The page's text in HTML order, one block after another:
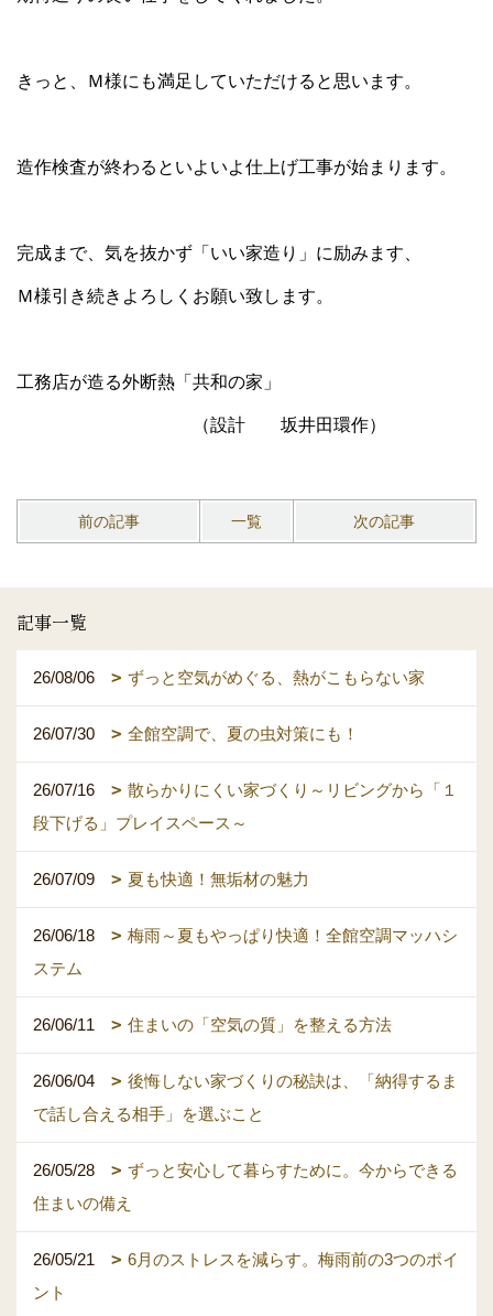
きっと、Ｍ様にも満足していただけると思います。
造作検査が終わるといよいよ仕上げ工事が始まります。
完成まで、気を抜かず「いい家造り」に励みます、
Ｍ様引き続きよろしくお願い致します。
工務店が造る外断熱「共和の家」
（設計 坂井田環作）
前の記事 一覧 次の記事
記事一覧
26/08/06 ずっと空気がめぐる、熱がこもらない家
26/07/30 全館空調で、夏の虫対策にも！
26/07/16
散らかりにくい家づくり～リビングから「１
段下げる」プレイスペース～
26/07/09 夏も快適！無垢材の魅力
26/06/18
梅雨～夏もやっぱり快適！全館空調マッハシ
ステム
26/06/11 住まいの「空気の質」を整える方法
26/06/04
後悔しない家づくりの秘訣は、「納得するま
で話し合える相手」を選ぶこと
26/05/28
ずっと安心して暮らすために。今からできる
住まいの備え
26/05/21
6月のストレスを減らす。梅雨前の3つのポイ
ント